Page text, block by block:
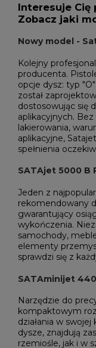
Interesuje
Zobacz jaki
Nowy model -
Kolejny
producenta.
opcje dysz: typ
został
dostosowując się
aplikacyjnych.
lakierowania,
aplikacyjne,
spełnienia
SATAjet 5000 B
Jeden z
rekomendowany
gwarantujący
wykończenia.
samochody,
elementy
sprawdzi się z
SATAminijet
Narzędzie do
kompaktowym
działania w
dysze, znajdują
rzemiośle, jak i w